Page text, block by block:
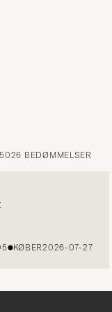
5026 BEDØMMELSER
KØBER2026-07-27